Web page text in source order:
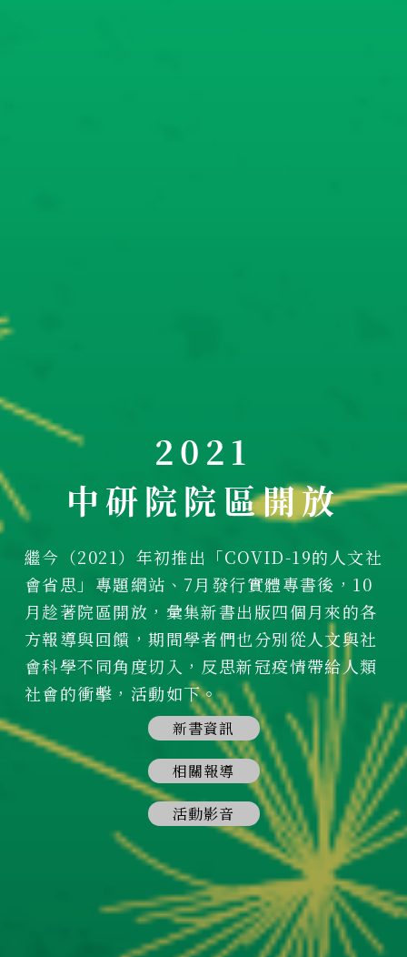
2021
中研院院區開放
繼今（2021）年初推出「COVID-19的人文社
會省思」專題網站、7月發行實體專書後，10
月趁著院區開放，彙集新書出版四個月來的各
方報導與回饋，期間學者們也分別從人文與社
會科學不同角度切入，反思新冠疫情帶給人類
社會的衝擊，活動如下。
新書資訊
相關報導
活動影音
院內訊息
延伸閱讀
讀者故事
武功滅疾
計畫構想
院區開放日2021
聯絡我們